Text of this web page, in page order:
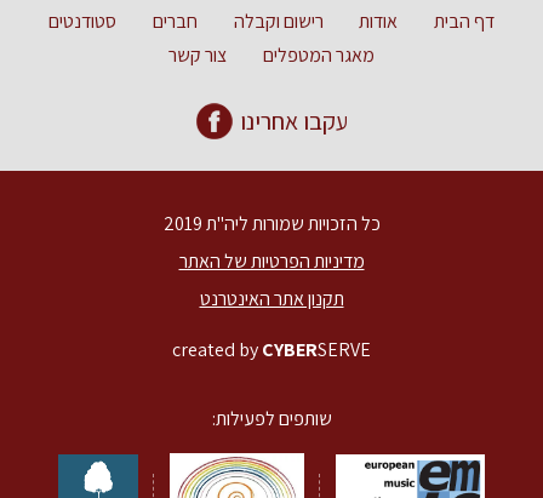
דף הבית אודות רישום וקבלה חברים
סטודנטים
מאגר המטפלים
צור קשר
עקבו אחרינו
כל הזכויות שמורות ליה"ת 2019
מדיניות הפרטיות של האתר
תקנון אתר האינטרנט
created byCYBERSERVE
שותפים לפעילות: